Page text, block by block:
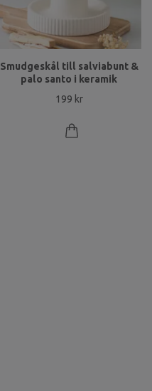
Smudgeskål till salviabunt &
palo santo i keramik
199 kr